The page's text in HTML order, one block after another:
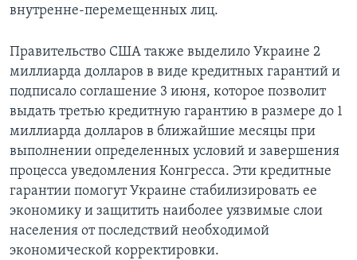
внутренне-перемещенных лиц.
Правительство США также выделило Украине 2
миллиарда долларов в виде кредитных гарантий и
подписало соглашение 3 июня, которое позволит
выдать третью кредитную гарантию в размере до 1
миллиарда долларов в ближайшие месяцы при
выполнении определенных условий и завершения
процесса уведомления Конгресса. Эти кредитные
гарантии помогут Украине стабилизировать ее
экономику и защитить наиболее уязвимые слои
населения от последствий необходимой
экономической корректировки.